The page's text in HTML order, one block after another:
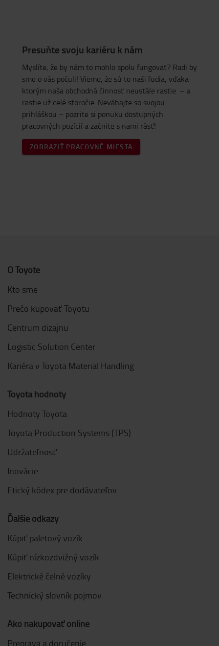
Presuňte svoju kariéru k nám
Myslíte, že by nám to mohlo spolu fungovať? Radi by
sme o vás počuli! Vieme, že sú to naši ľudia, vďaka
ktorým naša obchodná činnosť neustále rastie – a
rastie už celé storočie. Neváhajte so svojou
prihláškou – pozrite si ponuku dostupných
pracovných pozícií a začnite s nami rásť!
ZOBRAZIŤ PRACOVNÉ MIESTA
O Toyote
Kto sme
Prečo kupovať Toyotu
Centrum dizajnu
Logistic Solution Center
Kariéra v Toyota Material Handling
Toyota hodnoty
Hodnoty Toyota
Toyota Production Systems (TPS)
Udržateľnosť
Inovácie
Etický kódex pre dodávateľov
Ďalšie odkazy
Kúpiť paletový vozík
Kúpiť nízkozdvižný vozík
Elektrické čelné vozíky
Technický slovník pojmov
Ako nakupovať online
Preprava a doručenie